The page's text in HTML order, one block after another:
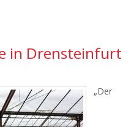
in Drensteinfurt
„Der